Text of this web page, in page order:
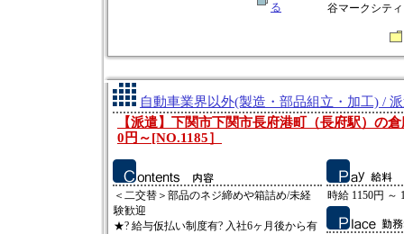
る
谷マークシテ
自動車業界以外(製造・部品組立・加工) /
【派遣】下関市下関市長府港町（長府駅）の
0円～[NO.1185］
＜二交替＞部品のネジ締めや箱詰め/未経
験歓迎
★? 給与仮払い制度有? 入社6ヶ月後から有
時給 1150円 ～